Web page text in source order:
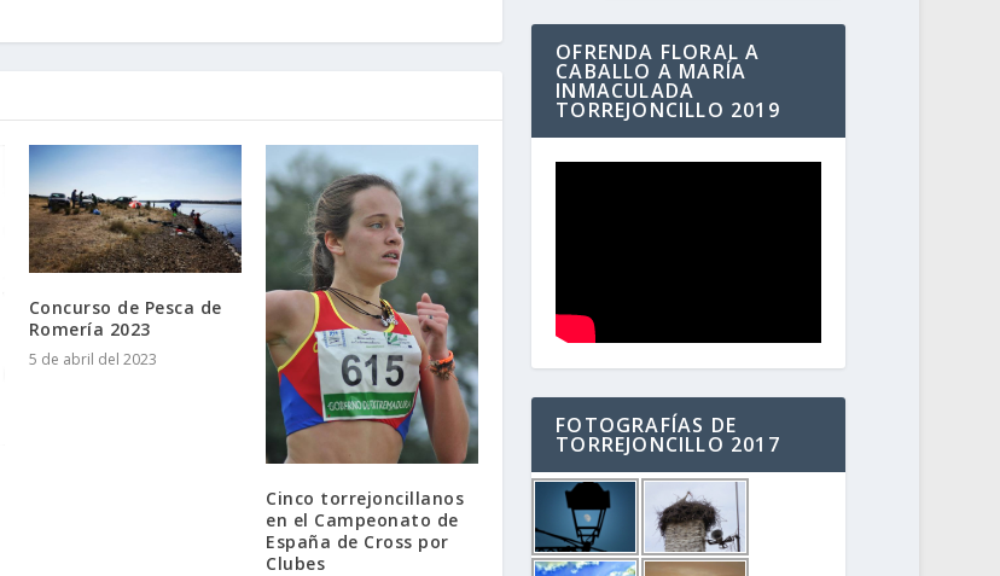
Concurso de Pesca de
Romería 2023
5 de abril del 2023
Cinco torrejoncillanos
en el Campeonato de
España de Cross por
Clubes
OFRENDA FLORAL A
CABALLO A MARÍA
INMACULADA
TORREJONCILLO 2019
FOTOGRAFÍAS DE
TORREJONCILLO 2017